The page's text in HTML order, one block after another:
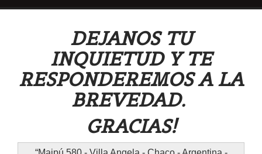
DEJANOS TU
INQUIETUD Y TE
RESPONDEREMOS A LA
BREVEDAD.
GRACIAS!